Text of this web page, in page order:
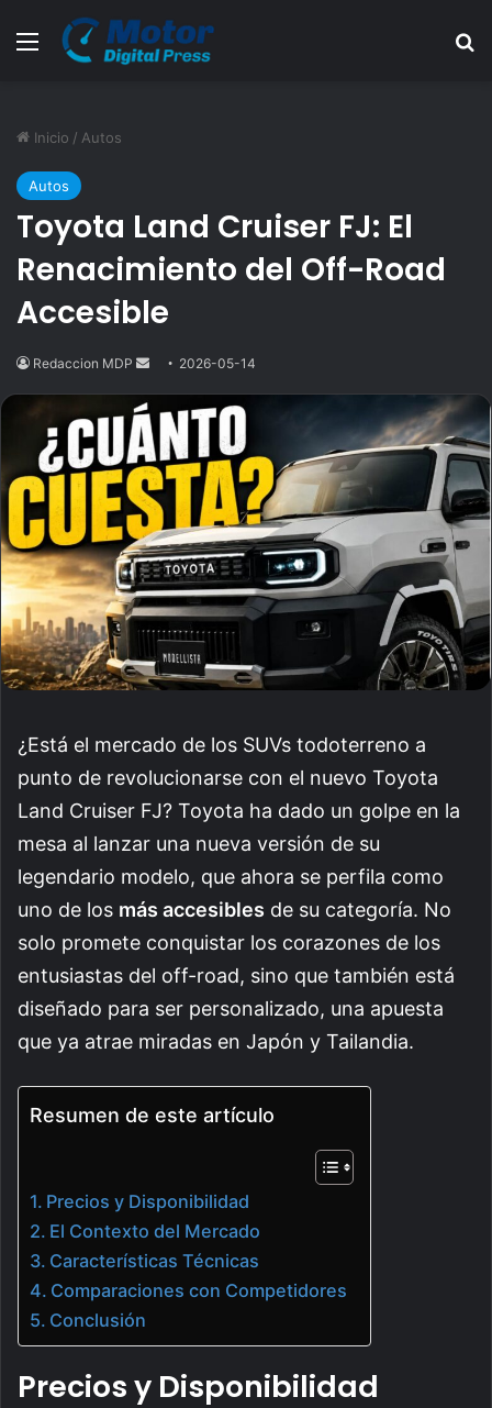
Menú
Inicio / Autos
Autos
Toyota Land Cruiser FJ: El
Renacimiento del Off-Road
Accesible
Redaccion MDP
Send
email
2026-05-14
¿Está el mercado de los SUVs todoterreno a
punto de revolucionarse con el nuevo Toyota
Land Cruiser FJ? Toyota ha dado un golpe en la
mesa al lanzar una nueva versión de su
legendario modelo, que ahora se perfila como
uno de los más accesibles de su categoría. No
solo promete conquistar los corazones de los
entusiastas del off-road, sino que también está
diseñado para ser personalizado, una apuesta
que ya atrae miradas en Japón y Tailandia.
Resumen de este artículo
Precios y Disponibilidad
El Contexto del Mercado
Características Técnicas
Comparaciones con Competidores
Conclusión
Precios y Disponibilidad